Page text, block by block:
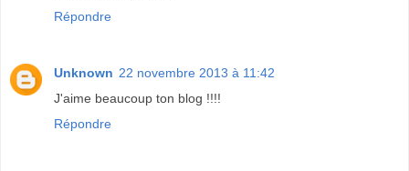
Répondre
Unknown 22 novembre 2013 à 11:42
J'aime beaucoup ton blog !!!!
Répondre